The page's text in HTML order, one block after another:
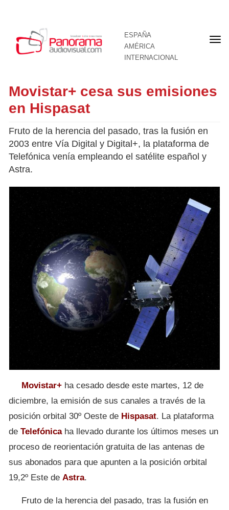
ESPAÑA
AMÉRICA
INTERNACIONAL
Movistar+ cesa sus emisiones
en Hispasat
Fruto de la herencia del pasado, tras la fusión en
2003 entre Vía Digital y Digital+, la plataforma de
Telefónica venía empleando el satélite español y
Astra.
Movistar+ ha cesado desde este martes, 12 de
diciembre, la emisión de sus canales a través de la
posición orbital 30º Oeste de Hispasat. La plataforma
de Telefónicaha llevado durante los últimos meses un
proceso de reorientación gratuita de las antenas de
sus abonados para que apunten a la posición orbital
19,2º Este de Astra.
Fruto de la herencia del pasado, tras la fusión en